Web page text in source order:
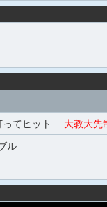
てヒット
大教大先
ル